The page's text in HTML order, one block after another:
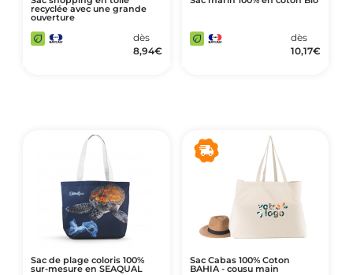
recyclée avec une grande
ouverture
dès
8,94€
dès
10,17€
Sac de plage coloris 100%
sur-mesure en SEAQUAL
Sac Cabas 100% Coton
BAHIA - cousu main